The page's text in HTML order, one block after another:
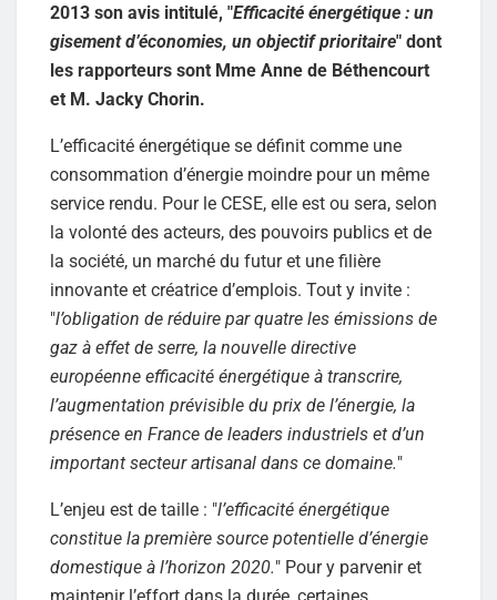
2013 son avis intitulé, "Efficacité énergétique : un
gisement d’économies, un objectif prioritaire" dont
les rapporteurs sont Mme Anne de Béthencourt
et M. Jacky Chorin.
L’efficacité énergétique se définit comme une
consommation d’énergie moindre pour un même
service rendu. Pour le CESE, elle est ou sera, selon
la volonté des acteurs, des pouvoirs publics et de
la société, un marché du futur et une filière
innovante et créatrice d’emplois. Tout y invite :
"l’obligation de réduire par quatre les émissions de
gaz à effet de serre, la nouvelle directive
européenne efficacité énergétique à transcrire,
l’augmentation prévisible du prix de l’énergie, la
présence en France de leaders industriels et d’un
important secteur artisanal dans ce domaine."
L’enjeu est de taille : "l’efficacité énergétique
constitue la première source potentielle d’énergie
domestique à l’horizon 2020." Pour y parvenir et